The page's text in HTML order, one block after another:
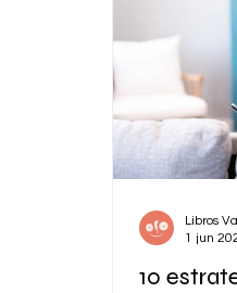
10
Libros
1 jun